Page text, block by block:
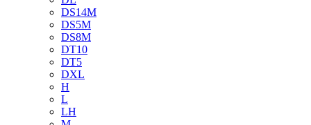
DS14M
DS5M
DS8M
DT10
DT5
DXL
H
L
LH